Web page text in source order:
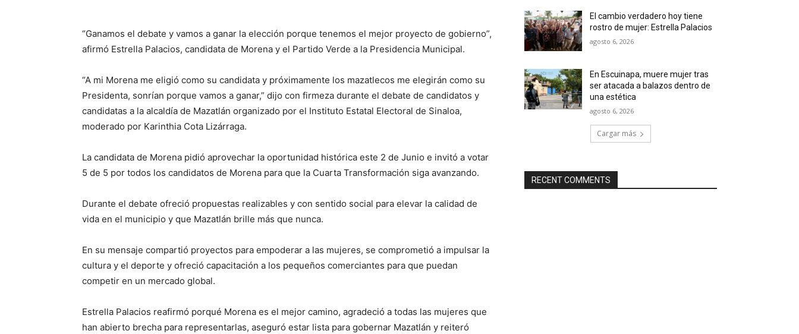
“Ganamos el debate y vamos a ganar la elección porque tenemos el mejor proyecto de gobierno”,
afirmó Estrella Palacios, candidata de Morena y el Partido Verde a la Presidencia Municipal.
“A mi Morena me eligió como su candidata y próximamente los mazatlecos me elegirán como su
Presidenta, sonrían porque vamos a ganar,” dijo con firmeza durante el debate de candidatos y
candidatas a la alcaldía de Mazatlán organizado por el Instituto Estatal Electoral de Sinaloa,
moderado por Karinthia Cota Lizárraga.
La candidata de Morena pidió aprovechar la oportunidad histórica este 2 de Junio e invitó a votar
5 de 5 por todos los candidatos de Morena para que la Cuarta Transformación siga avanzando.
Durante el debate ofreció propuestas realizables y con sentido social para elevar la calidad de
vida en el municipio y que Mazatlán brille más que nunca.
En su mensaje compartió proyectos para empoderar a las mujeres, se comprometió a impulsar la
cultura y el deporte y ofreció capacitación a los pequeños comerciantes para que puedan
competir en un mercado global.
Estrella Palacios reafirmó porqué Morena es el mejor camino, agradeció a todas las mujeres que
han abierto brecha para representarlas, aseguró estar lista para gobernar Mazatlán y reiteró
El cambio verdadero hoy tiene
rostro de mujer: Estrella Palacios
agosto 6, 2026
En Escuinapa, muere mujer tras
ser atacada a balazos dentro de
una estética
agosto 6, 2026
Cargar más
RECENT COMMENTS